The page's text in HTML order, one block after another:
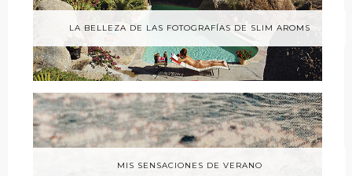
LA BELLEZA DE LAS FOTOGRAFÍAS DE SLIM AROMS
MIS SENSACIONES DE VERANO